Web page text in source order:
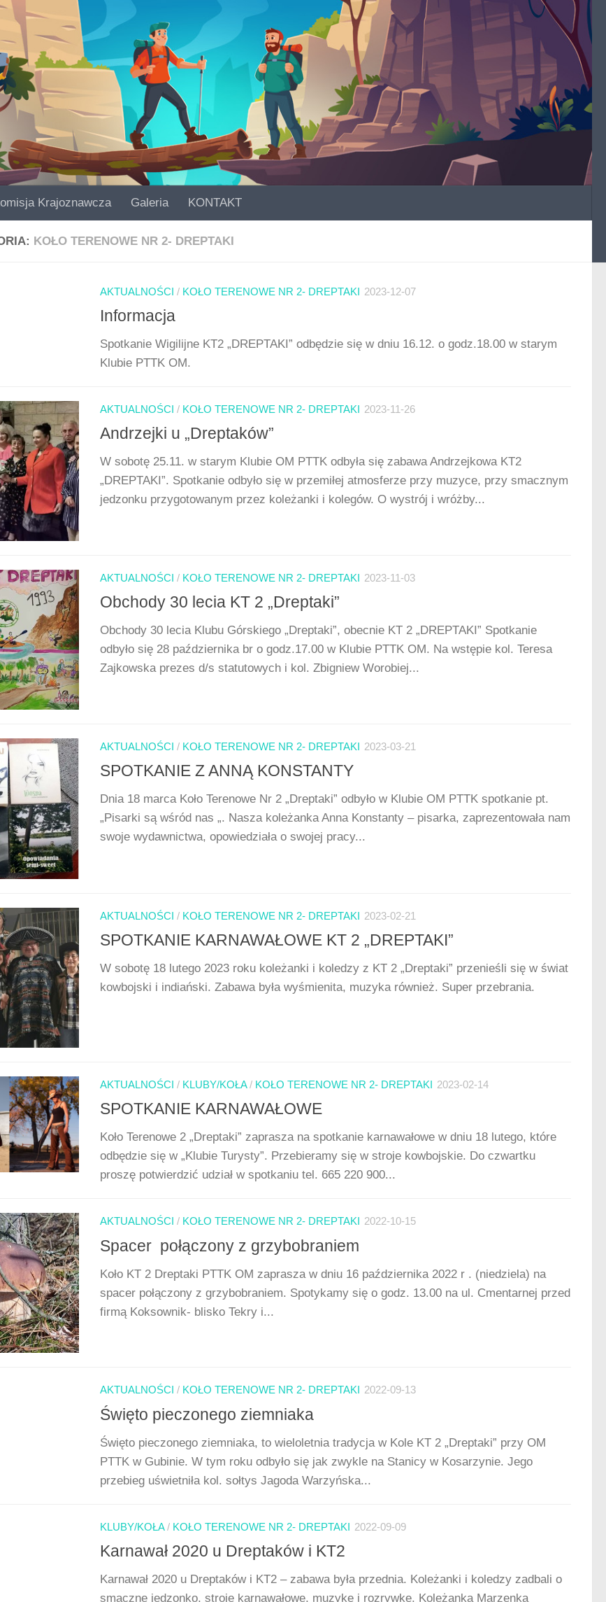
Krajoznawcza Galeria KONTAKT
KOŁO TERENOWE NR 2- DREPTAKI
AKTUALNOŚCI / KOŁO TERENOWE NR 2- DREPTAKI 2023-12-07
Informacja
Spotkanie Wigilijne KT2 „DREPTAKI” odbędzie się w dniu 16.12. o godz.18.00 w starym
Klubie PTTK OM.
AKTUALNOŚCI / KOŁO TERENOWE NR 2- DREPTAKI 2023-11-26
Andrzejki u „Dreptaków”
W sobotę 25.11. w starym Klubie OM PTTK odbyła się zabawa Andrzejkowa KT2
„DREPTAKI”. Spotkanie odbyło się w przemiłej atmosferze przy muzyce, przy smacznym
jedzonku przygotowanym przez koleżanki i kolegów. O wystrój i wróżby...
AKTUALNOŚCI / KOŁO TERENOWE NR 2- DREPTAKI 2023-11-03
Obchody 30 lecia KT 2 „Dreptaki”
Obchody 30 lecia Klubu Górskiego „Dreptaki”, obecnie KT 2 „DREPTAKI” Spotkanie
odbyło się 28 października br o godz.17.00 w Klubie PTTK OM. Na wstępie kol. Teresa
Zajkowska prezes d/s statutowych i kol. Zbigniew Worobiej...
AKTUALNOŚCI / KOŁO TERENOWE NR 2- DREPTAKI 2023-03-21
SPOTKANIE Z ANNĄ KONSTANTY
Dnia 18 marca Koło Terenowe Nr 2 „Dreptaki” odbyło w Klubie OM PTTK spotkanie pt.
„Pisarki są wśród nas „. Nasza koleżanka Anna Konstanty – pisarka, zaprezentowała nam
swoje wydawnictwa, opowiedziała o swojej pracy...
AKTUALNOŚCI / KOŁO TERENOWE NR 2- DREPTAKI 2023-02-21
SPOTKANIE KARNAWAŁOWE KT 2 „DREPTAKI”
W sobotę 18 lutego 2023 roku koleżanki i koledzy z KT 2 „Dreptaki” przenieśli się w świat
kowbojski i indiański. Zabawa była wyśmienita, muzyka również. Super przebrania.
AKTUALNOŚCI / KLUBY/KOŁA/ KOŁO TERENOWE NR 2- DREPTAKI 2023-02-14
SPOTKANIE KARNAWAŁOWE
Koło Terenowe 2 „Dreptaki” zaprasza na spotkanie karnawałowe w dniu 18 lutego, które
odbędzie się w „Klubie Turysty”. Przebieramy się w stroje kowbojskie. Do czwartku
proszę potwierdzić udział w spotkaniu tel. 665 220 900...
AKTUALNOŚCI / KOŁO TERENOWE NR 2- DREPTAKI 2022-10-15
Spacer połączony z grzybobraniem
Koło KT 2 Dreptaki PTTK OM zaprasza w dniu 16 października 2022 r . (niedziela) na
spacer połączony z grzybobraniem. Spotykamy się o godz. 13.00 na ul. Cmentarnej przed
firmą Koksownik- blisko Tekry i...
AKTUALNOŚCI / KOŁO TERENOWE NR 2- DREPTAKI 2022-09-13
Święto pieczonego ziemniaka
Święto pieczonego ziemniaka, to wieloletnia tradycja w Kole KT 2 „Dreptaki” przy OM
PTTK w Gubinie. W tym roku odbyło się jak zwykle na Stanicy w Kosarzynie. Jego
przebieg uświetniła kol. sołtys Jagoda Warzyńska...
KLUBY/KOŁA/ KOŁO TERENOWE NR 2- DREPTAKI 2022-09-09
Karnawał 2020 u Dreptaków i KT2
Karnawał 2020 u Dreptaków i KT2 – zabawa była przednia. Koleżanki i koledzy zadbali o
smaczne jedzonko, stroje karnawałowe, muzykę i rozrywkę. Koleżanka Marzenka